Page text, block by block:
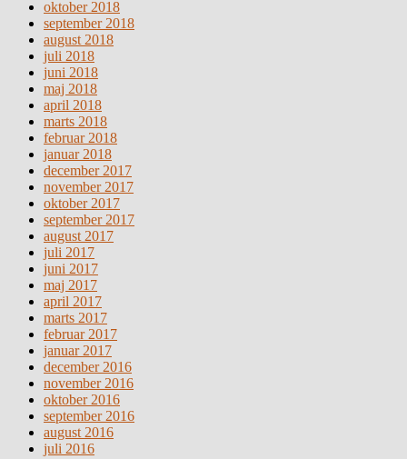
oktober 2018
september 2018
august 2018
juli 2018
juni 2018
maj 2018
april 2018
marts 2018
februar 2018
januar 2018
december 2017
november 2017
oktober 2017
september 2017
august 2017
juli 2017
juni 2017
maj 2017
april 2017
marts 2017
februar 2017
januar 2017
december 2016
november 2016
oktober 2016
september 2016
august 2016
juli 2016